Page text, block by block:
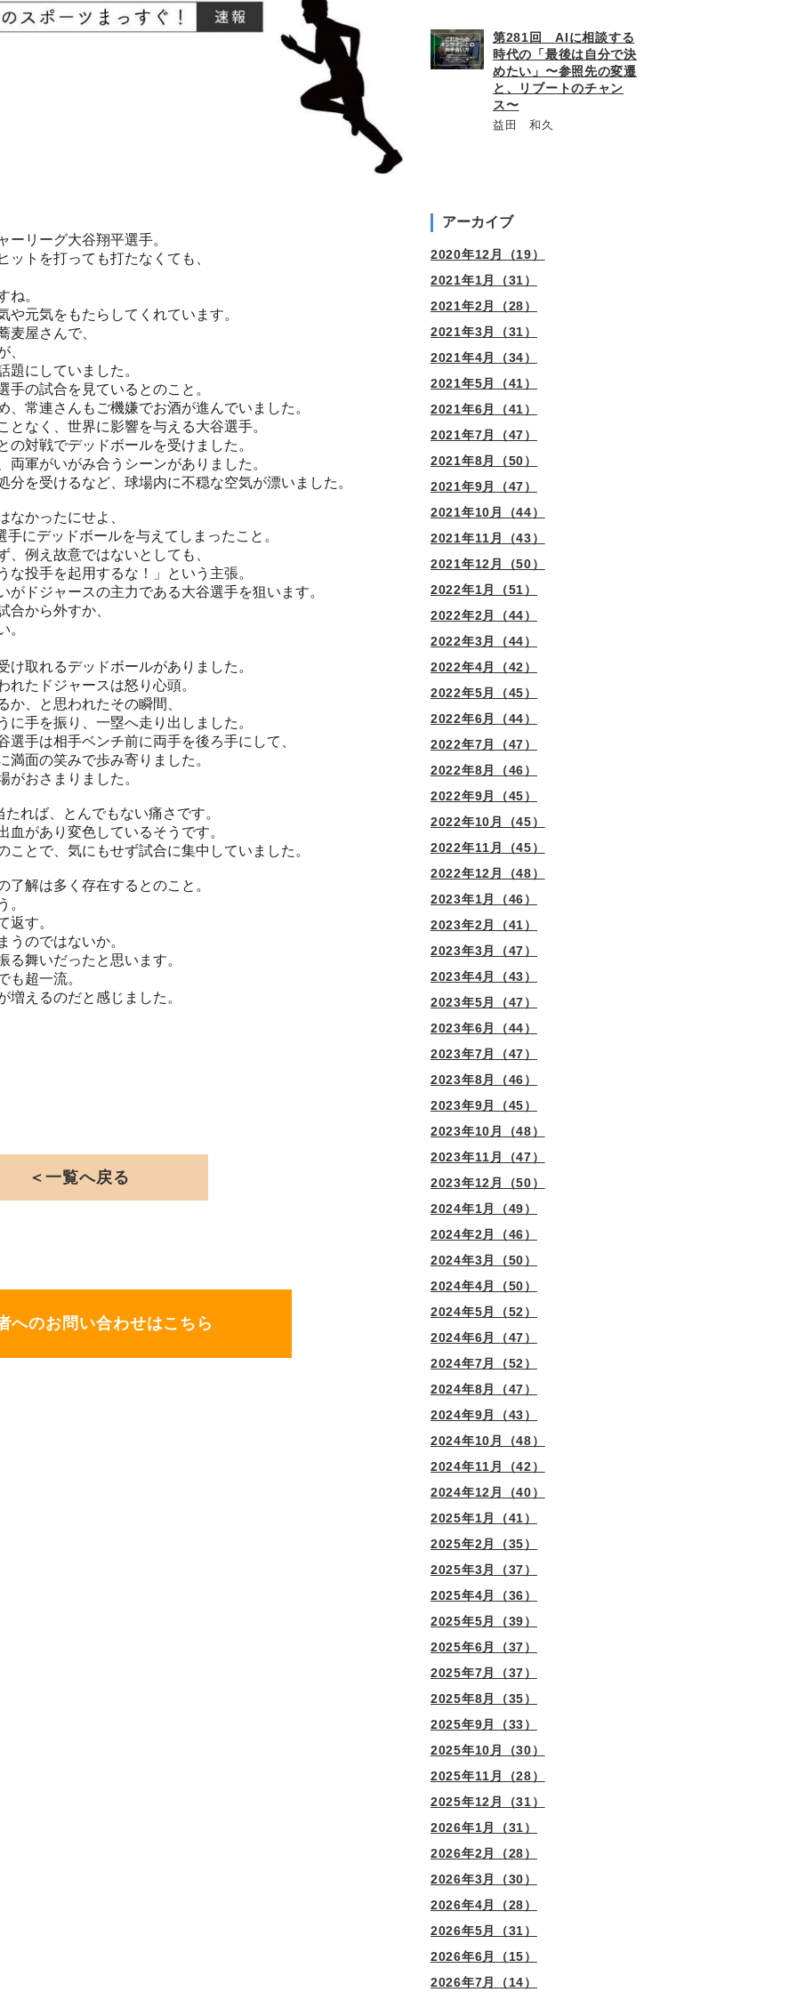
ーリーグ大谷翔平選手。
トを打っても打たなくても、
ね。
元気をもたらしてくれています。
麦屋さんで、
、
題にしていました。
の試合を見ているとのこと。
常連さんもご機嫌でお酒が進んでいました。
なく、世界に影響を与える大谷選手。
対戦でデッドボールを受けました。
軍がいがみ合うシーンがありました。
を受けるなど、球場内に不穏な空気が漂いました。
なかったにせよ、
にデッドボールを与えてしまったこと。
例え故意ではないとしても、
投手を起用するな！」という主張。
ドジャースの主力である大谷選手を狙います。
合から外すか、
。
取れるデッドボールがありました。
たドジャースは怒り心頭。
、と思われたその瞬間、
手を振り、一塁へ走り出しました。
手は相手ベンチ前に両手を後ろ手にして、
面の笑みで歩み寄りました。
がおさまりました。
れば、とんでもない痛さです。
があり変色しているそうです。
とで、気にもせず試合に集中していました。
解は多く存在するとのこと。
。
返す。
うのではないか。
舞いだったと思います。
も超一流。
えるのだと感じました。
＜一覧へ戻る
へのお問い合わせはこちら
第281回 AIに相談する
時代の「最後は自分で決
めたい」〜参照先の変遷
と、リブートのチャン
ス〜
益田 和久
アーカイブ
2020年12月（19）
2021年1月（31）
2021年2月（28）
2021年3月（31）
2021年4月（34）
2021年5月（41）
2021年6月（41）
2021年7月（47）
2021年8月（50）
2021年9月（47）
2021年10月（44）
2021年11月（43）
2021年12月（50）
2022年1月（51）
2022年2月（44）
2022年3月（44）
2022年4月（42）
2022年5月（45）
2022年6月（44）
2022年7月（47）
2022年8月（46）
2022年9月（45）
2022年10月（45）
2022年11月（45）
2022年12月（48）
2023年1月（46）
2023年2月（41）
2023年3月（47）
2023年4月（43）
2023年5月（47）
2023年6月（44）
2023年7月（47）
2023年8月（46）
2023年9月（45）
2023年10月（48）
2023年11月（47）
2023年12月（50）
2024年1月（49）
2024年2月（46）
2024年3月（50）
2024年4月（50）
2024年5月（52）
2024年6月（47）
2024年7月（52）
2024年8月（47）
2024年9月（43）
2024年10月（48）
2024年11月（42）
2024年12月（40）
2025年1月（41）
2025年2月（35）
2025年3月（37）
2025年4月（36）
2025年5月（39）
2025年6月（37）
2025年7月（37）
2025年8月（35）
2025年9月（33）
2025年10月（30）
2025年11月（28）
2025年12月（31）
2026年1月（31）
2026年2月（28）
2026年3月（30）
2026年4月（28）
2026年5月（31）
2026年6月（15）
2026年7月（14）